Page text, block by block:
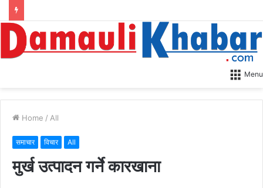
Menu
Home / All
समाचार विचार All
मुर्ख उत्पादन गर्ने कारखाना